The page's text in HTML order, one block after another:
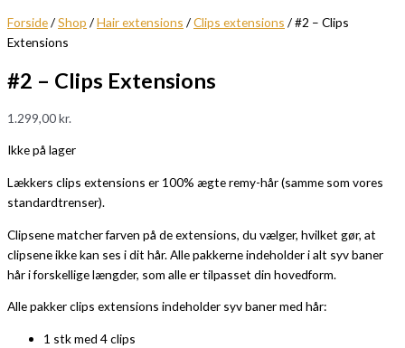
Forside/Shop /Hair extensions /Clips extensions / #2 – Clips
Extensions
#2 – Clips Extensions
1.299,00kr.
Ikke på lager
Lækkers clips extensions er 100% ægte remy-hår (samme som vores
standardtrenser).
Clipsene matcher farven på de extensions, du vælger, hvilket gør, at
clipsene ikke kan ses i dit hår. Alle pakkerne indeholder i alt syv baner
hår i forskellige længder, som alle er tilpasset din hovedform.
Alle pakker clips extensions indeholder syv baner med hår:
1 stk med 4 clips